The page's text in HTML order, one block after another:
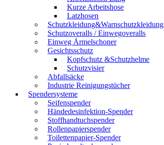
Kurze Arbeitshose
Latzhosen
Schutzkleidung&Warnschutzkleidung
Schutzoveralls / Einwegoveralls
Einweg Ärmelschoner
Gesichtsschutz
Kopfschutz &Schutzhelme
Schutzvisier
Abfallsäcke
Industrie Reinigungstücher
Spendersysteme
Seifenspender
Händedesinfektion-Spender
Stoffhandtuchspender
Rollenpapierspender
Toilettenpapier-Spender